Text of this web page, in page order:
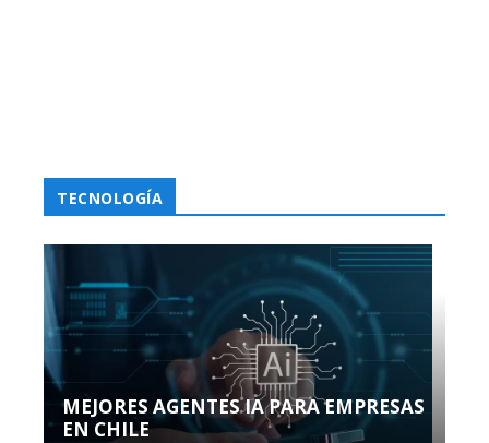
TECNOLOGÍA
MEJORES AGENTES IA PARA EMPRESAS
EN CHILE